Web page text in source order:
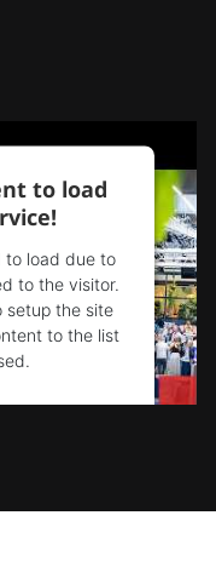
to load
to load due to
to the visitor.
setup the site
to the list
Consent